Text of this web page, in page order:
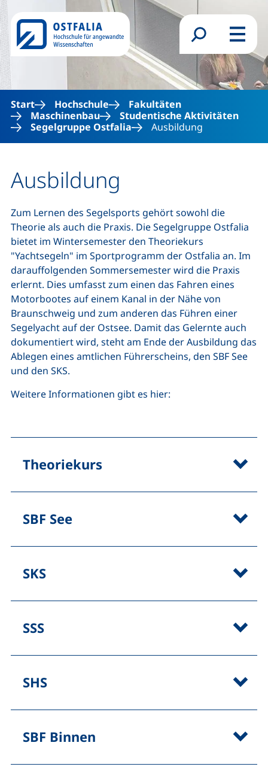
Direkt zum Inhalt
Suchformular
Menü
Start Hochschule
Fakultäten
Maschinenbau
Studentische Aktivitäten
Segelgruppe Ostfalia
Ausbildung
Ausbildung
Zum Lernen des Segelsports gehört sowohl die
Theorie als auch die Praxis. Die Segelgruppe Ostfalia
bietet im Wintersemester den Theoriekurs
"Yachtsegeln" im Sportprogramm der Ostfalia an. Im
darauffolgenden Sommersemester wird die Praxis
erlernt. Dies umfasst zum einen das Fahren eines
Motorbootes auf einem Kanal in der Nähe von
Braunschweig und zum anderen das Führen einer
Segelyacht auf der Ostsee. Damit das Gelernte auch
dokumentiert wird, steht am Ende der Ausbildung das
Ablegen eines amtlichen Führerscheins, den SBF See
und den SKS.
Weitere Informationen gibt es hier:
Theoriekurs
SBF See
SKS
SSS
SHS
SBF Binnen